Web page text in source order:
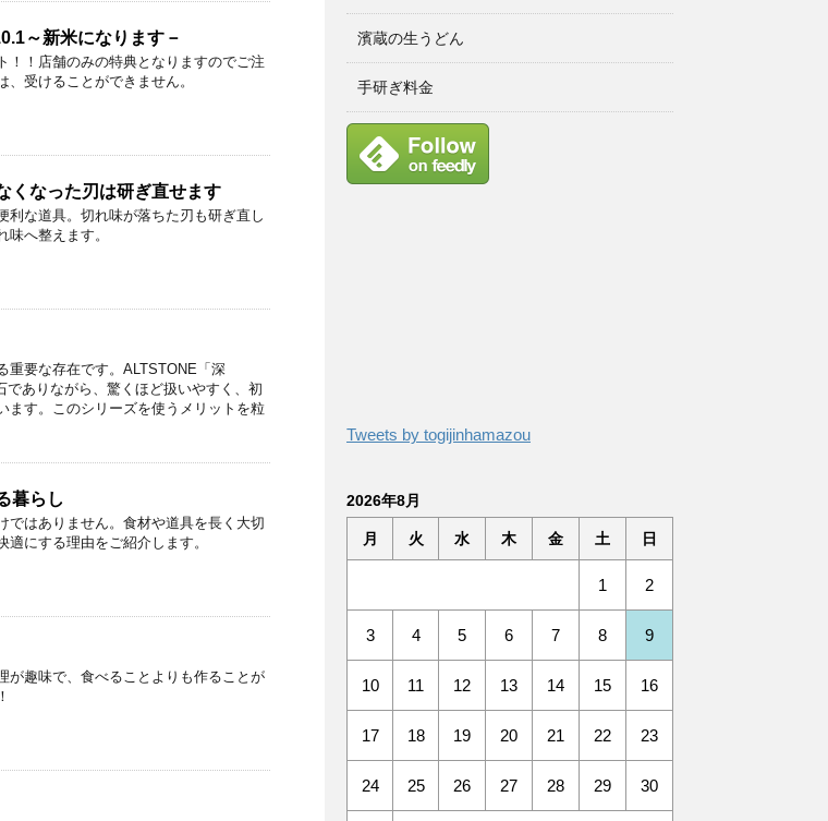
～新米になります－
！！店舗のみの特典となりますのでご注
受けることができません。
くなった刃は研ぎ直せます
利な道具。切れ味が落ちた刃も研ぎ直し
へ整えます。
重要な存在です。ALTSTONE「深
ありながら、驚くほど扱いやすく、初
ます。このシリーズを使うメリットを粒
暮らし
ではありません。食材や道具を長く大切
にする理由をご紹介します。
が趣味で、食べることよりも作ることが
濱蔵の生うどん
手研ぎ料金
Tweets by togijinhamazou
2026年8月
月 火 水 木 金 土 日
1 2
3 4 5 6 7 8 9
10 11 12 13 14 15 16
17 18 19 20 21 22 23
24 25 26 27 28 29 30